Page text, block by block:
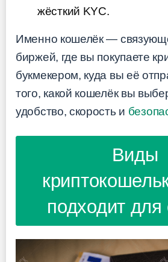
жёсткий KYC.
Именно кошелёк —
биржей, где вы покупаете
букмекером, куда вы её
того, какой кошелёк вы
удобство, скорость и
Виды
подходит для